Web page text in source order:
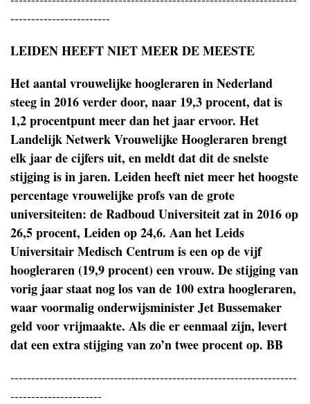
------------------------
LEIDEN HEEFT NIET MEER DE MEESTE
Het aantal vrouwelijke hoogleraren in Nederland
steeg in 2016 verder door, naar 19,3 procent, dat is
1,2 procentpunt meer dan het jaar ervoor. Het
Landelijk Netwerk Vrouwelijke Hoogleraren brengt
elk jaar de cijfers uit, en meldt dat dit de snelste
stijging is in jaren. Leiden heeft niet meer het hoogste
percentage vrouwelijke profs van de grote
universiteiten: de Radboud Universiteit zat in 2016 op
26,5 procent, Leiden op 24,6. Aan het Leids
Universitair Medisch Centrum is een op de vijf
hoogleraren (19,9 procent) een vrouw. De stijging van
vorig jaar staat nog los van de 100 extra hoogleraren,
waar voormalig onderwijsminister Jet Bussemaker
geld voor vrijmaakte. Als die er eenmaal zijn, levert
dat een extra stijging van zo’n twee procent op. BB
---------------------------------------------------------------------
----------------------